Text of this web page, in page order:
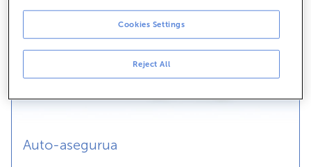
Auto-asegurua
Reject All
Cookies Settings